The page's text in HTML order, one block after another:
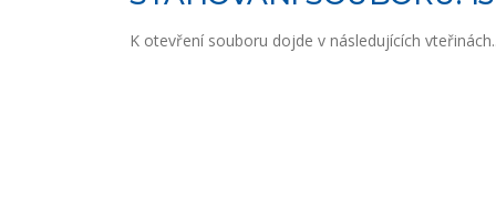
K otevření souboru dojde v následujících